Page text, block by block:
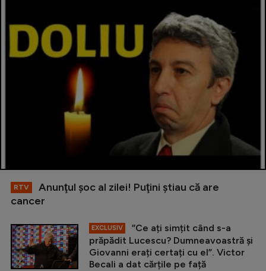
RTV
Anunţul şoc al zilei! Puţini ştiau că are
cancer
EXCLUSIV
”Ce ați simțit când s-a
prăpădit Lucescu? Dumneavoastră și
Giovanni erați certați cu el”. Victor
Becali a dat cărțile pe față